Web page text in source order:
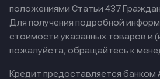
положениями Статьи 437
Для получения подробной
стоимости указанных товаров и
пожалуйста, обращайтесь к
Кредит предоставляется банком